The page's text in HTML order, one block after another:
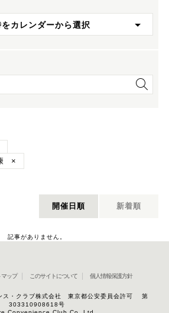
をカレンダーから選択
×
開催日順 新着順
記事がありません。
マップ このサイトについて 個人情報保護方針
ス・クラブ株式会社 東京都公安委員会許可 第
303310908618号